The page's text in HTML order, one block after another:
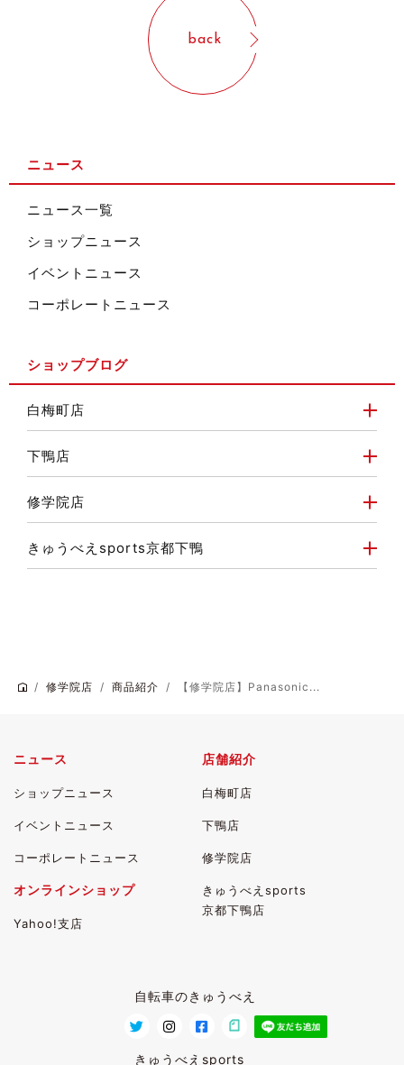
back
ニュース
ニュース一覧
ショップニュース
イベントニュース
コーポレートニュース
ショップブログ
白梅町店
下鴨店
修学院店
きゅうべえsports京都下鴨
修学院店 商品紹介 【修学院店】Panasonic...
ニュース
ショップニュース
イベントニュース
コーポレートニュース
店舗紹介
白梅町店
下鴨店
修学院店
きゅうべえsports
京都下鴨店
オンラインショップ
Yahoo!支店
自転車のきゅうべえ
きゅうべえsports